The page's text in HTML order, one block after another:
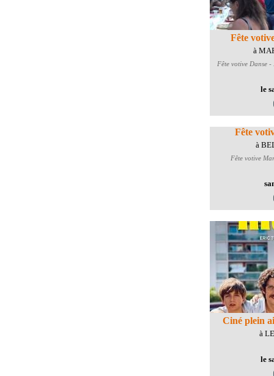
Fête
à
Fête votive Danse -
le
Fête
à
Fête votive
Ciné plein
à
le